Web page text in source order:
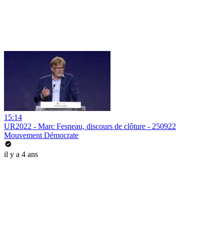
15:14
UR2022 - Marc Fesneau, discours de clôture - 250922
Mouvement Démocrate
il y a 4 ans